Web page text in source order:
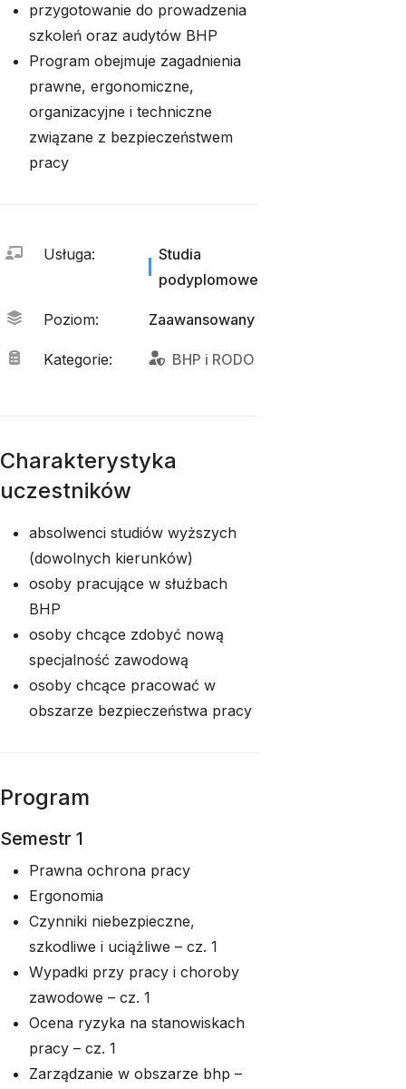
przygotowanie do prowadzenia
szkoleń oraz audytów BHP
Program obejmuje zagadnienia
prawne, ergonomiczne,
organizacyjne i techniczne
związane z bezpieczeństwem
pracy
Usługa:
Studia
podyplomowe
Poziom: Zaawansowany
Kategorie: BHP i RODO
Charakterystyka
uczestników
absolwenci studiów wyższych
(dowolnych kierunków)
osoby pracujące w służbach
BHP
osoby chcące zdobyć nową
specjalność zawodową
osoby chcące pracować w
obszarze bezpieczeństwa pracy
Program
Semestr 1
Prawna ochrona pracy
Ergonomia
Czynniki niebezpieczne,
szkodliwe i uciążliwe – cz. 1
Wypadki przy pracy i choroby
zawodowe – cz. 1
Ocena ryzyka na stanowiskach
pracy – cz. 1
Zarządzanie w obszarze bhp –